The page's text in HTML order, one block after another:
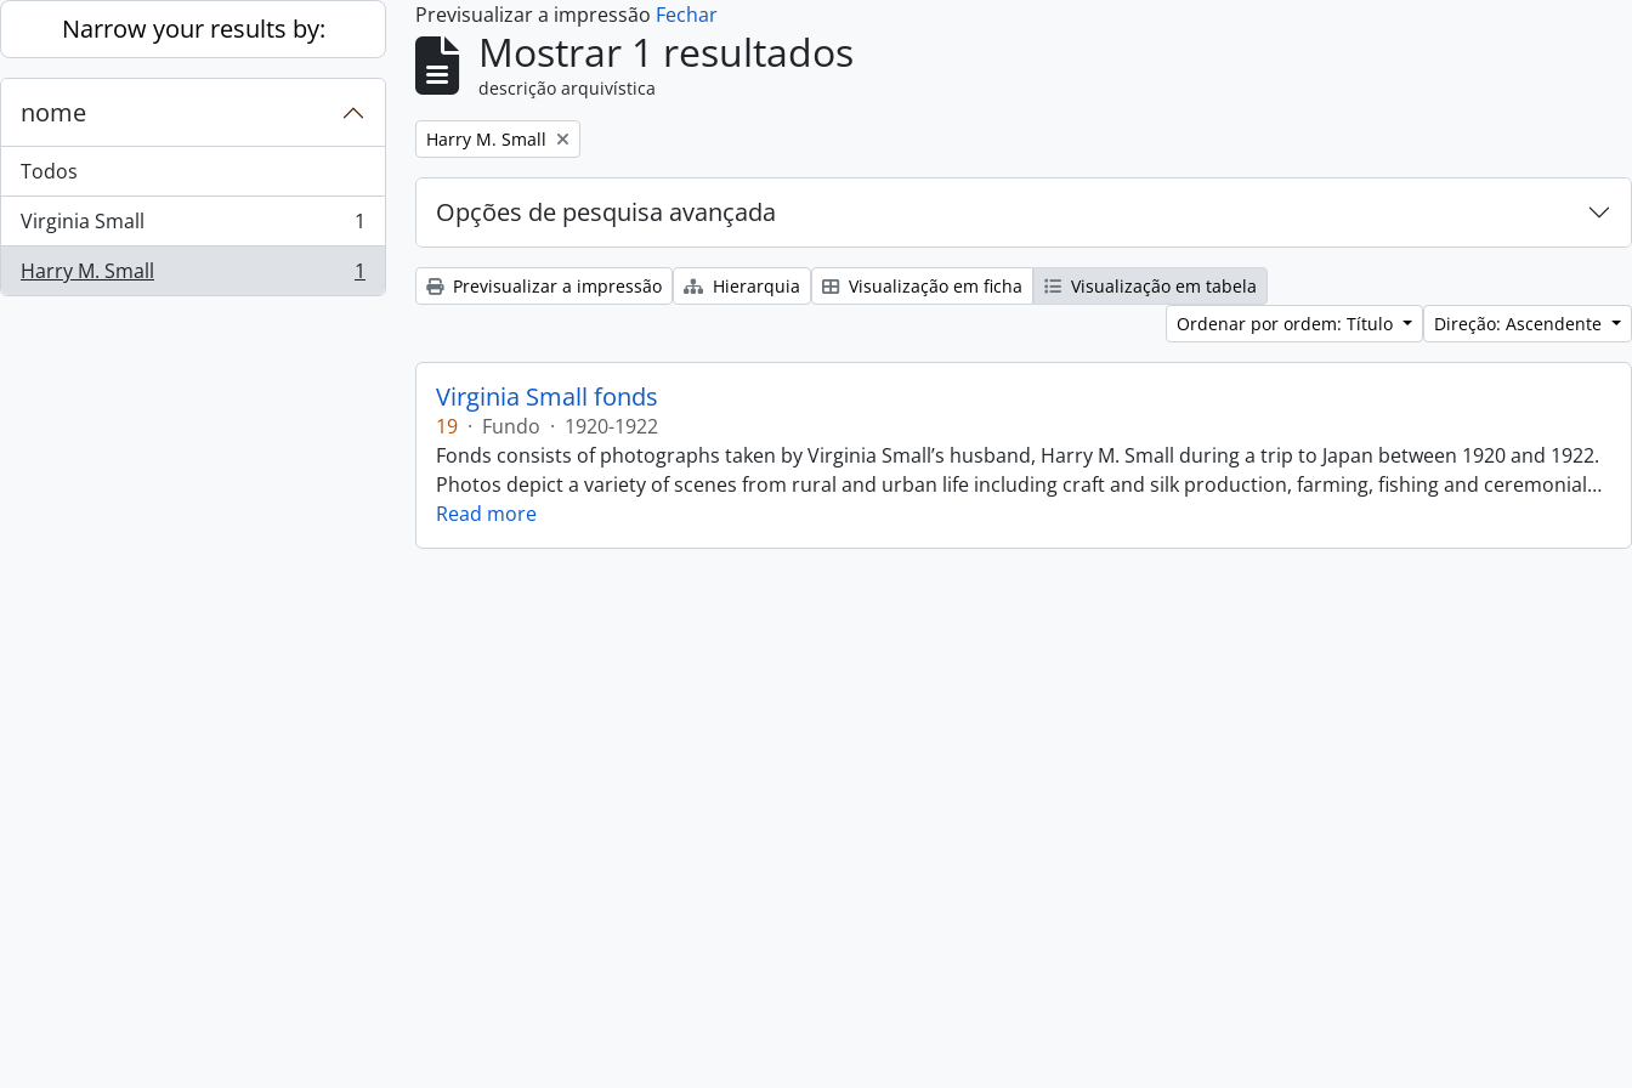
Skip to main content
Narrow your results by:
nome
Todos
Virginia Small
, 1 resultados
1
Harry M. Small
, 1 resultados 1
Previsualizar a impressão Fechar
Mostrar 1 resultados
descrição arquivística
Remove filter:
Harry M. Small
Opções de pesquisa avançada
Previsualizar a impressão Hierarquia Visualização em ficha
Visualização em tabela
Ordenar por ordem: Título
Direção: Ascendente
Virginia Small fonds
19 · Fundo · 1920-1922
Fonds consists of photographs taken by Virginia Small’s husband, Harry M. Small during a trip to Japan between 1920 and 1922.
Photos depict a variety of scenes from rural and urban life including craft and silk production, farming, fishing and ceremonial…
Read more